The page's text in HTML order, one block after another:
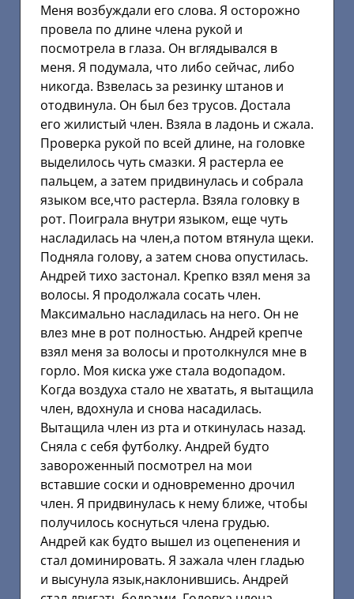
Меня возбуждали его слова. Я осторожно
провела по длине члена рукой и
посмотрела в глаза. Он вглядывался в
меня. Я подумала, что либо сейчас, либо
никогда. Взвелась за резинку штанов и
отодвинула. Он был без трусов. Достала
его жилистый член. Взяла в ладонь и сжала.
Проверка рукой по всей длине, на головке
выделилось чуть смазки. Я растерла ее
пальцем, а затем придвинулась и собрала
языком все,что растерла. Взяла головку в
рот. Поиграла внутри языком, еще чуть
насладилась на член,а потом втянула щеки.
Подняла голову, а затем снова опустилась.
Андрей тихо застонал. Крепко взял меня за
волосы. Я продолжала сосать член.
Максимально насладилась на него. Он не
влез мне в рот полностью. Андрей крепче
взял меня за волосы и протолкнулся мне в
горло. Моя киска уже стала водопадом.
Когда воздуха стало не хватать, я вытащила
член, вдохнула и снова насадилась.
Вытащила член из рта и откинулась назад.
Сняла с себя футболку. Андрей будто
завороженный посмотрел на мои
вставшие соски и одновременно дрочил
член. Я придвинулась к нему ближе, чтобы
получилось коснуться члена грудью.
Андрей как будто вышел из оцепенения и
стал доминировать. Я зажала член гладью
и высунула язык,наклонившись. Андрей